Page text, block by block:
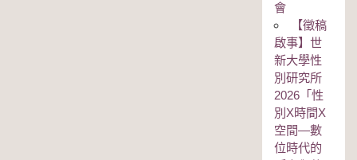
會
【徵稿
啟事】世
新大學性
別研究所
2026「性
別Χ時間Χ
空間—數
位時代的